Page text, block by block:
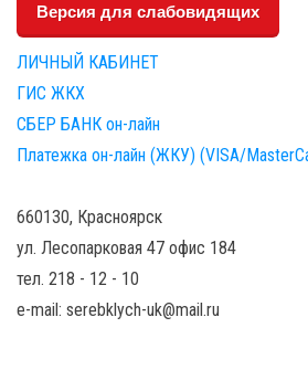
Версия для слабовидящих
ЛИЧНЫЙ КАБИНЕТ
ГИС ЖКХ
СБЕР БАНК он-лайн
Платежка он-лайн (ЖКУ) (VISA/
660130, Красноярск
ул. Лесопарковая 47 офис 184
тел. 218 - 12 - 10
e-mail: serebklych-uk@mail.ru